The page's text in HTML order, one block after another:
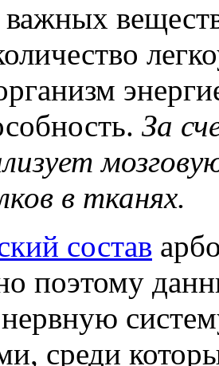
За
в тканях.
состав
поэтому
среди